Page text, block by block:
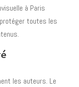
à Paris
toutes les
les auteurs. Le